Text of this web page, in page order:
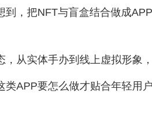
，把NFT与盲盒结合做成
，从实体手办到线上虚拟形象
APP要怎么做才贴合年轻用